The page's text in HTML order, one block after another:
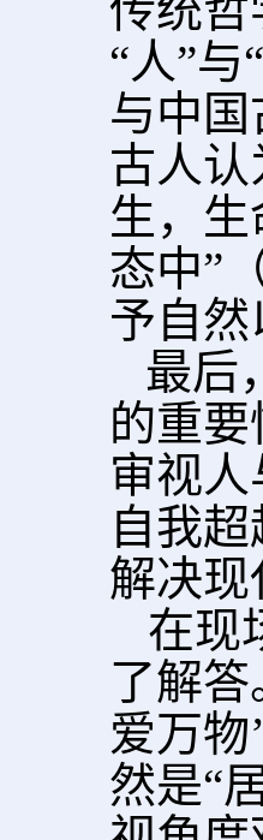
“人”
与中
古人
生，
态中”
予自
最后
的重要
审视
自我
解决
在现
了解答
爱万物
然是“